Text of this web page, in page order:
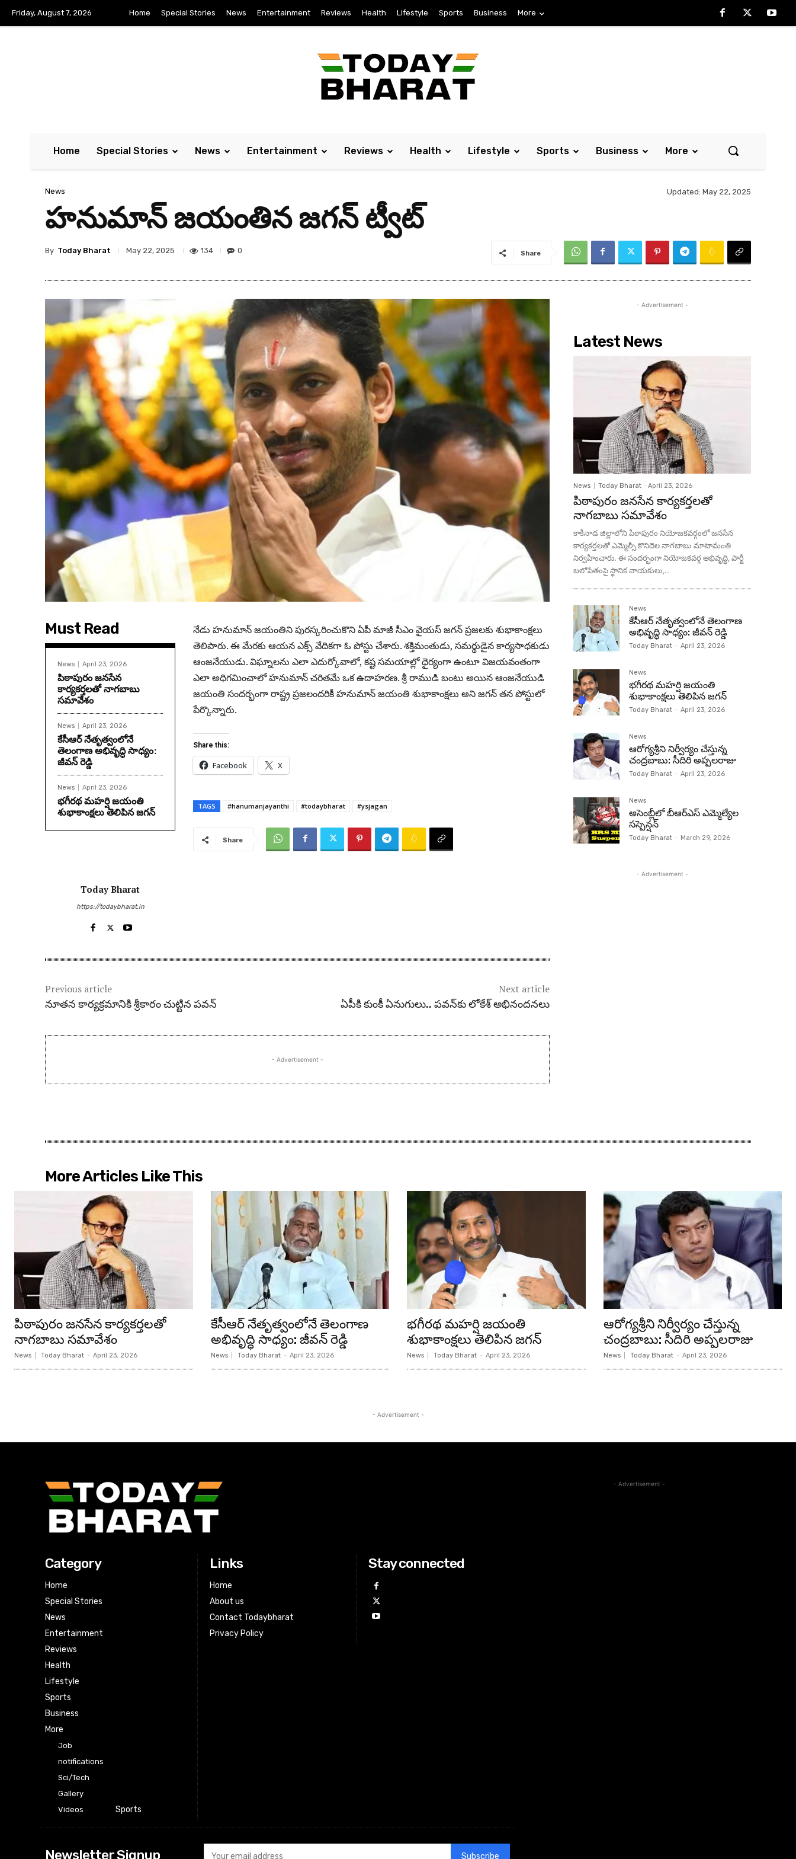
Friday, August 7, 2026 Home Special Stories News Entertainment Reviews Health Lifestyle Sports Business More
Home Special Stories News Entertainment Reviews Health Lifestyle Sports Business More
News Updated: May 22, 2025
హ‌నుమాన్ జ‌యంతిన జ‌గ‌న్ ట్వీట్‌
By Today Bharat May 22, 2025 134 0 Share
Must Read
News April 23, 2026
పిఠాపురం జనసేన
కార్యకర్తలతో నాగబాబు
సమావేశం
News April 23, 2026
కేసీఆర్ నేతృత్వంలోనే
తెలంగాణ అభివృద్ధి సాధ్యం:
జీవన్ రెడ్డి
News April 23, 2026
భగీరథ మహర్షి జయంతి
శుభాకాంక్షలు తెలిపిన జగన్‌
Today Bharat
https://todaybharat.in
నేడు హ‌నుమాన్ జ‌యంతిని పుర‌స్క‌రించుకొని ఏపీ మాజీ సీఎం వైయ‌స్ జ‌గ‌న్ ప్ర‌జ‌ల‌కు శుభాకాంక్ష‌లు
తెలిపారు. ఈ మేర‌కు ఆయ‌న ఎక్స్ వేదిక‌గా ఓ పోస్టు చేశారు. శ‌క్తిమంతుడు, స‌మ‌ర్థుడైన కార్య‌సాధ‌కుడు
ఆంజ‌నేయుడు. విఘ్నాలను ఎలా ఎదుర్కోవాలో, కష్ట సమయాల్లో ధైర్యంగా ఉంటూ విజయవంతంగా
ఎలా అధిగమించాలో హనుమాన్ చరితమే ఒక ఉదాహరణ. శ్రీ రాముడి బంటు అయిన ఆంజనేయుడి
జయంతి సందర్భంగా రాష్ట్ర ప్రజలందరికీ హనుమాన్ జయంతి శుభాకాంక్షలు అని జ‌గ‌న్ త‌న పోస్టులో
పేర్కొన్నారు.
Share this:
Facebook X
TAGS #hanumanjayanthi #todaybharat #ysjagan
Share
Previous article
నూత‌న కార్య‌క్ర‌మానికి శ్రీకారం చుట్టిన ప‌వ‌న్
Next article
ఏపీకి కుంకీ ఏనుగులు.. ప‌వ‌న్‌కు లోకేశ్ అభినంద‌న‌లు
- Advertisement -
- Advertisement -
Latest News
News Today Bharat - April 23, 2026
పిఠాపురం జనసేన కార్యకర్తలతో
నాగబాబు సమావేశం
కాకినాడ జిల్లాలోని పిఠాపురం నియోజకవర్గంలో జనసేన
కార్యకర్తలతో ఎమ్మెల్సీ కొనిదెల నాగబాబు మాటామంతి
నిర్వహించారు. ఈ సందర్భంగా నియోజకవర్గ అభివృద్ధి, పార్టీ
బలోపేతంపై స్థానిక నాయకులు,...
News
కేసీఆర్ నేతృత్వంలోనే తెలంగాణ
అభివృద్ధి సాధ్యం: జీవన్ రెడ్డి
Today Bharat - April 23, 2026
News
భగీరథ మహర్షి జయంతి
శుభాకాంక్షలు తెలిపిన జగన్‌
Today Bharat - April 23, 2026
News
ఆరోగ్యశ్రీని నిర్వీర్యం చేస్తున్న
చంద్రబాబు: సీదిరి అప్పలరాజు
Today Bharat - April 23, 2026
News
అసెంబ్లీలో బీఆర్‌ఎస్ ఎమ్మెల్యేల
సస్పెన్షన్‌
Today Bharat - March 29, 2026
- Advertisement -
More Articles Like This
పిఠాపురం జనసేన కార్యకర్తలతో
నాగబాబు సమావేశం
News Today Bharat - April 23, 2026
కేసీఆర్ నేతృత్వంలోనే తెలంగాణ
అభివృద్ధి సాధ్యం: జీవన్ రెడ్డి
News Today Bharat - April 23, 2026
భగీరథ మహర్షి జయంతి
శుభాకాంక్షలు తెలిపిన జగన్‌
News Today Bharat - April 23, 2026
ఆరోగ్యశ్రీని నిర్వీర్యం చేస్తున్న
చంద్రబాబు: సీదిరి అప్పలరాజు
News Today Bharat - April 23, 2026
- Advertisement -
Category
Home
Special Stories
News
Entertainment
Reviews
Health
Lifestyle
Sports
Business
More
Job
notifications
Sci/Tech
Gallery
Videos
Sports
Links
Home
About us
Contact Todaybharat
Privacy Policy
Stay connected
Newsletter Signup Subscribe
- Advertisement -